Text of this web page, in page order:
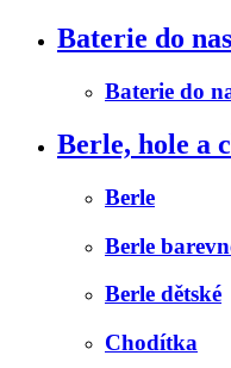
Baterie do
Baterie do
Berle, hole a
Berle
Berle
Berle dětské
Chodítka